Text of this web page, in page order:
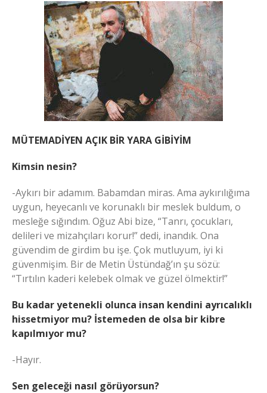
MÜTEMADİYEN AÇIK BİR YARA GİBİYİM
Kimsin nesin?
-Aykırı bir adamım. Babamdan miras. Ama aykırılığıma
uygun, heyecanlı ve korunaklı bir meslek buldum, o
mesleğe sığındım. Oğuz Abi bize, “Tanrı, çocukları,
delileri ve mizahçıları korur!” dedi, inandık. Ona
güvendim de girdim bu işe. Çok mutluyum, iyi ki
güvenmişim. Bir de Metin Üstündağ’ın şu sözü:
“Tırtılın kaderi kelebek olmak ve güzel ölmektir!”
Bu kadar yetenekli olunca insan kendini ayrıcalıklı
hissetmiyor mu? İstemeden de olsa bir kibre
kapılmıyor mu?
-Hayır.
Sen geleceği nasıl görüyorsun?